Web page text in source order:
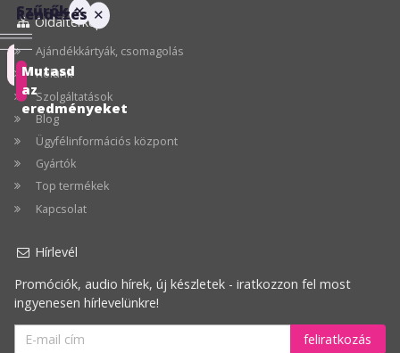
Szűrők ✕
Mutasd
az
eredményeket
Rendezés ✕
Ajánlott
Ár
szerint
növekvő
Ár
szerint
akció
Oldaltérkép
Ajándékkártyák, csomagolás
Rólunk
Szolgáltatások
Blog
Ügyfélinformációs központ
Gyártók
Top termékek
Kapcsolat
Hírlevél
Promóciók, audio hírek, új készletek - iratkozzon fel most
ingyenesen hírlevelünkre!
feliratkozás